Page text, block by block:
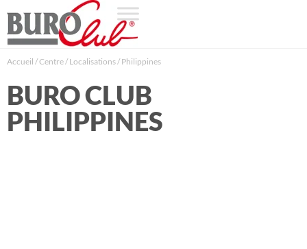
Accueil /Centre/ Localisations/ Philippines
BURO CLUB
PHILIPPINES